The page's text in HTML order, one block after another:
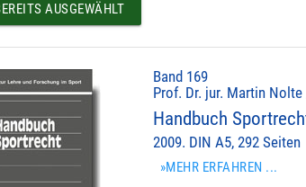
AUSGEWÄHLT
Band 169
Prof. Dr. jur. Martin
Handbuch
2009. DIN A5, 292 Seiten
»MEHR ERFAHREN ...